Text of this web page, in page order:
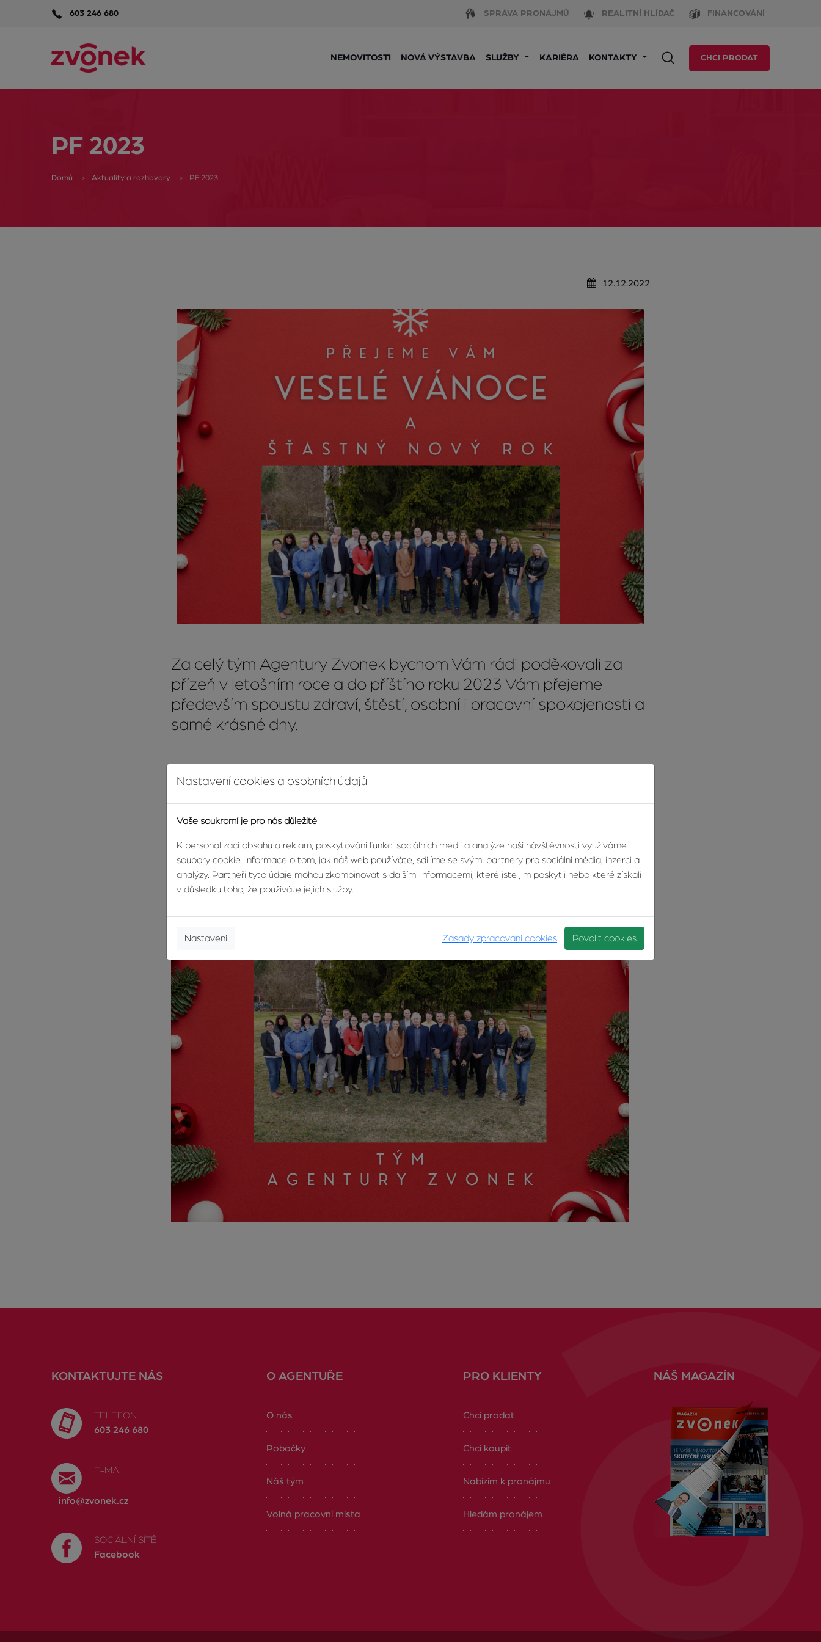
603 246 680 SPRÁVA PRONÁJMŮ REALITNÍ HLÍDAČ FINANCOVÁNÍ
NEMOVITOSTI NOVÁ VÝSTAVBA SLUŽBY KARIÉRA KONTAKTY CHCI PRODAT
PF 2023
Domů Aktuality a rozhovory PF 2023
12.12.2022
Za celý tým Agentury Zvonek bychom Vám rádi poděkovali za
přízeň v letošním roce a do příštího roku 2023 Vám přejeme
především spoustu zdraví, štěstí, osobní i pracovní spokojenosti a
samé krásné dny.
KONTAKTUJTE NÁS
TELEFON
603 246 680
E-MAIL
info@zvonek.cz
SOCIÁLNÍ SÍTĚ
Facebook
O AGENTUŘE
O nás
Pobočky
Náš tým
Volná pracovní místa
PRO KLIENTY
Chci prodat
Chci koupit
Nabízím k pronájmu
Hledám pronájem
NÁŠ MAGAZÍN
Nastavení cookies a osobních údajů
Vaše soukromí je pro nás důležité
K personalizaci obsahu a reklam, poskytování funkcí sociálních médií a analýze naší návštěvnosti využíváme
soubory cookie. Informace o tom, jak náš web používáte, sdílíme se svými partnery pro sociální média, inzerci a
analýzy. Partneři tyto údaje mohou zkombinovat s dalšími informacemi, které jste jim poskytli nebo které získali
v důsledku toho, že používáte jejich služby.
Zásady zpracování cookies
Nastavení Povolit cookies